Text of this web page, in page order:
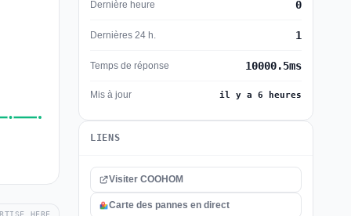
HERE
Dernière heure 0
Dernières 24 h. 1
Temps de réponse 10000.5ms
Mis à jour il y a 6 heures
LIENS
Visiter COOHOM
Carte des pannes en direct